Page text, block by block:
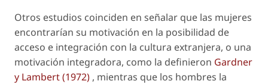
Otros estudios coinciden en señalar que las mujeres
encontrarían su motivación en la posibilidad de
acceso e integración con la cultura extranjera, o una
motivación integradora, como la definieron Gardner
y Lambert (1972) , mientras que los hombres la